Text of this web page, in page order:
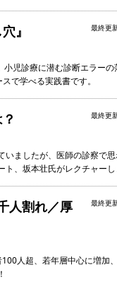
』 最終更
児診療に潜む診断エラーの
で学べる実践書です。
最終更
ましたが、医師の診察で
、坂本壮氏がレクチャーし
人割れ／厚
最終更
人超、若年層中心に増加